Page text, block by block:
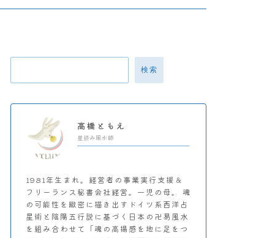
検索
高橋ともえ
星読み風水師
1981年生まれ。経営者の事業実行支援＆
フリーランス秘書会社経営。一児の母。 魂
の可能性を緻密に描き出すドイツ系西洋占
星術と陰陽五行説に基づく日本の卍易風水
を組み合わせて「魂の高揚感を地に足をつ